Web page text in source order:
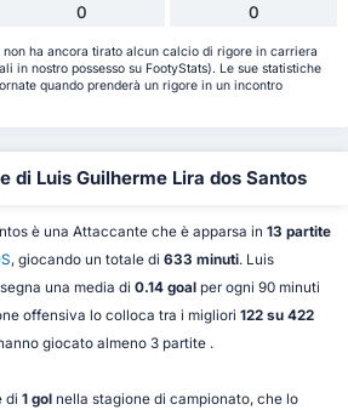
0 0
non ha ancora tirato alcun calcio di rigore in carriera
in nostro possesso su FootyStats). Le sue statistiche
quando prenderà un rigore in un incontro
di Luis Guilherme Lira dos Santos
è una Attaccante che è apparsa in 13 partite
, giocando un totale di 633 minuti. Luis
una media di 0.14 goalper ogni 90 minuti
offensiva lo colloca tra i migliori 122 su 422
giocato almeno 3 partite .
di 1 golnella stagione di campionato, che lo